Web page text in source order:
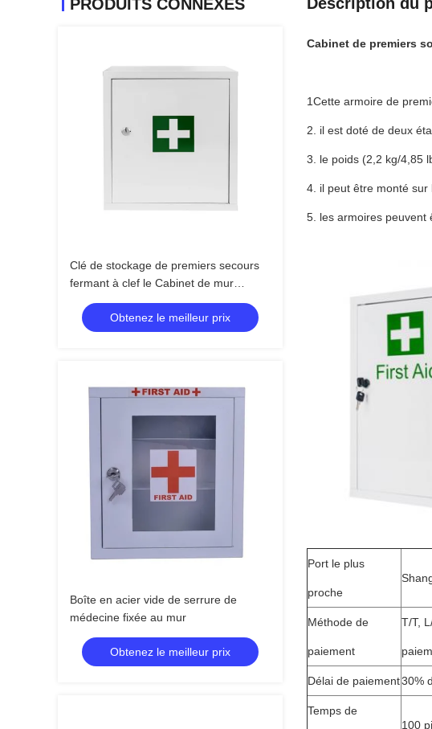
PRODUITS CONNEXES
Clé de stockage de premiers secours
fermant à clef le Cabinet de mur
médical sûr
Obtenez le meilleur prix
Boîte en acier vide de serrure de
médecine fixée au mur
Obtenez le meilleur prix
Cabinet de premiers
1Cette armoire de
2. il est doté de deux
3. le poids (2,2 kg/4,85
4. il peut être monté sur
5. les armoires peuvent
Port le plus
proche
Méthode de
paiement
T/T,
Délai de paiement30%
Temps de
100